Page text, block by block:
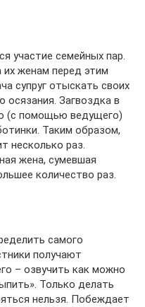
участие семейных пар.
женам перед этим
супруг отыскать своих
Загвоздка в
(с помощью ведущего)
Таким образом,
несколько раз.
жена, сумевшая
количество раз.
самого
получают
– озвучить как можно
Только делать
нельзя. Побеждает